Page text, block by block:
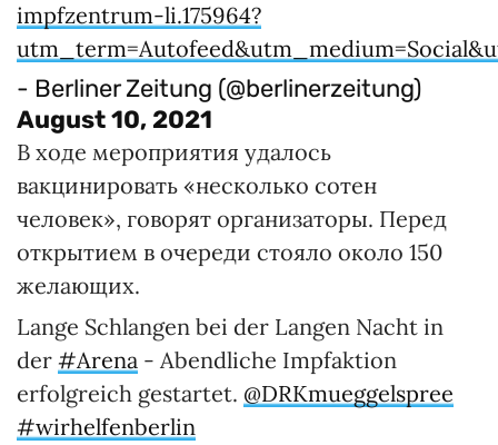
impfzentrum-li.175964?
- Berliner Zeitung (@berlinerzeitung)
August 10, 2021
В ходе мероприятия удалось
вакцинировать «несколько сотен
человек», говорят организаторы. Перед
открытием в очереди стояло около 150
желающих.
Lange Schlangen bei der Langen Nacht in
der #Arena - Abendliche Impfaktion
erfolgreich gestartet. @DRKmueggelspree
#wirhelfenberlin